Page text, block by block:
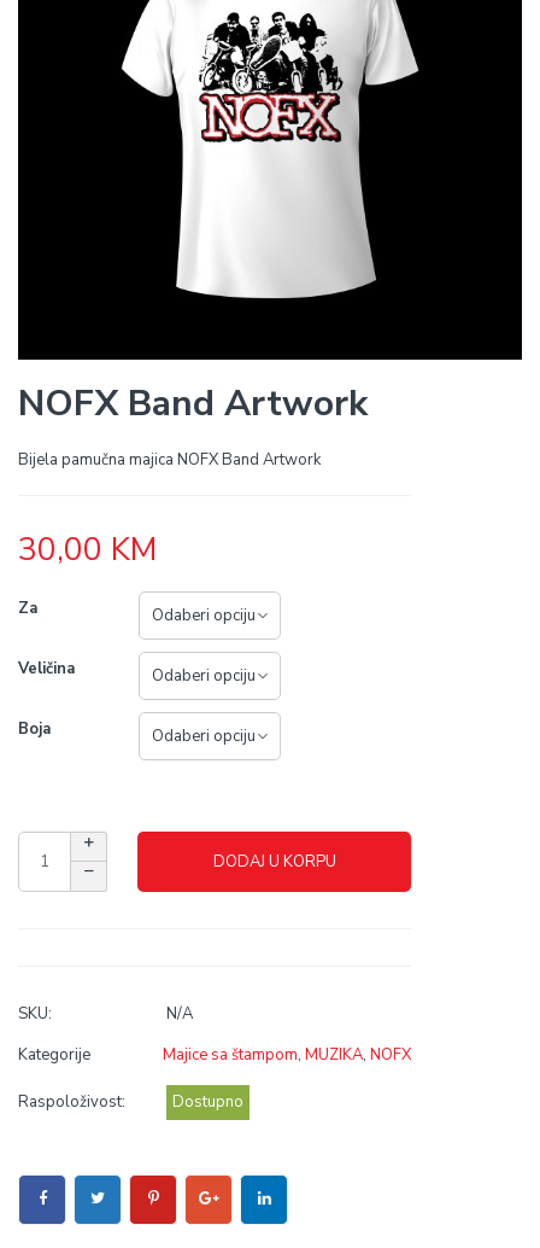
NOFX Band Artwork
Bijela pamučna majica NOFX Band Artwork
30,00 KM
Za
Veličina
Boja
DODAJ U KORPU
SKU:
N/A
Kategorije
Majice sa štampom, MUZIKA, NOFX
Raspoloživost: Dostupno